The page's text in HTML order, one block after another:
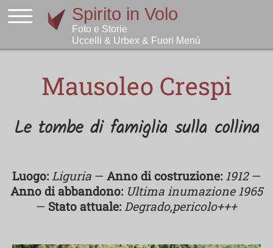
Mausoleo Crespi
Le tombe di famiglia sulla collina
Luogo: Liguria — Anno di costruzione: 1912—
Anno di abbandono: Ultima inumazione 1965
— Stato attuale: Degrado,pericolo+++